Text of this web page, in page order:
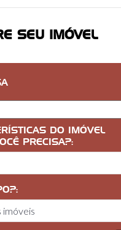
SEU IMÓVEL
DO IMÓVEL
PRECISA?: